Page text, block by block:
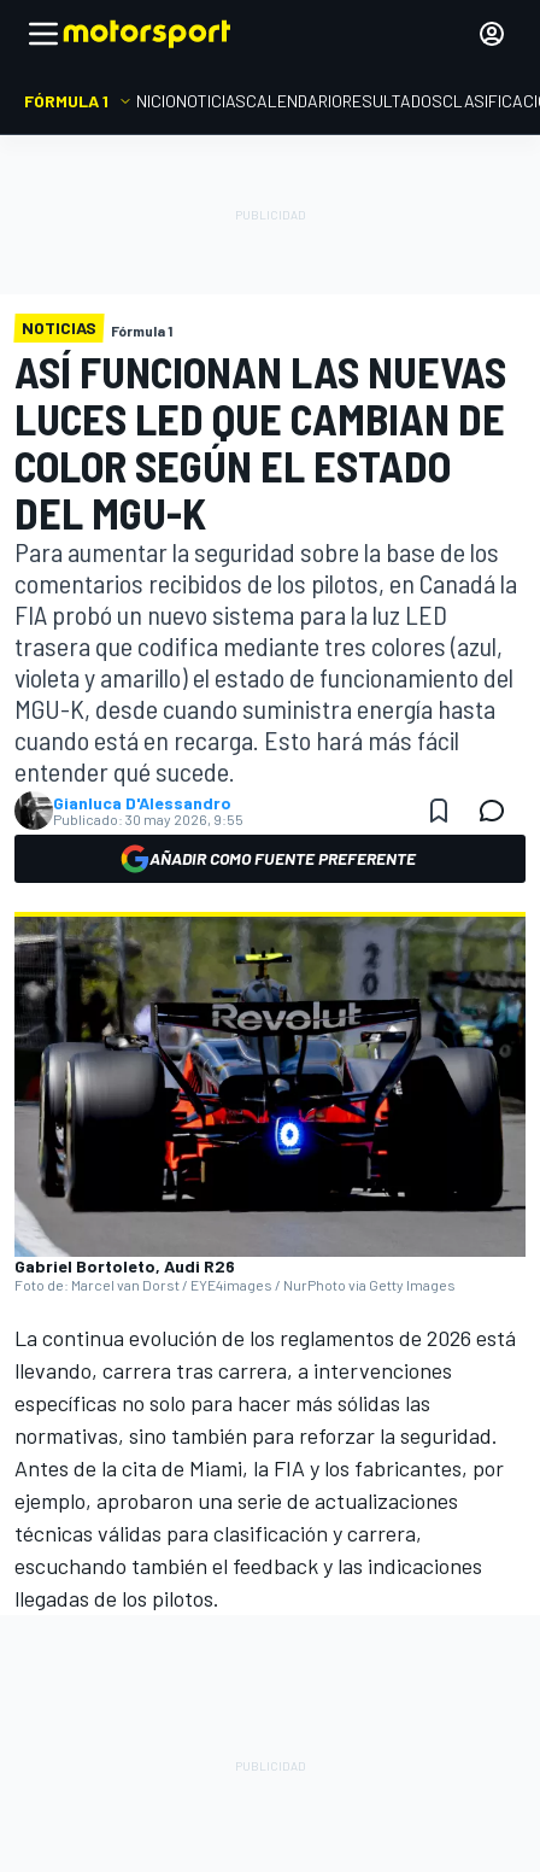
FÓRMULA 1 INICIONOTICIASCALENDARIORESULTADOS
NOTICIAS Fórmula 1
ASÍ FUNCIONAN LAS NUEVAS
LUCES LED QUE CAMBIAN DE
COLOR SEGÚN EL ESTADO
DEL MGU-K
Para aumentar la seguridad sobre la base de los
comentarios recibidos de los pilotos, en Canadá la
FIA probó un nuevo sistema para la luz LED
trasera que codifica mediante tres colores (azul,
violeta y amarillo) el estado de funcionamiento del
MGU-K, desde cuando suministra energía hasta
cuando está en recarga. Esto hará más fácil
entender qué sucede.
Gianluca D'Alessandro
Publicado: 30 may 2026, 9:55
AÑADIR COMO FUENTE PREFERENTE
Gabriel Bortoleto, Audi R26
Foto de: Marcel van Dorst / EYE4images / NurPhoto via Getty Images
La continua evolución de los reglamentos de 2026 está
llevando, carrera tras carrera, a intervenciones
específicas no solo para hacer más sólidas las
normativas, sino también para reforzar la seguridad.
Antes de la cita de Miami, la FIA y los fabricantes, por
ejemplo, aprobaron una serie de actualizaciones
técnicas válidas para clasificación y carrera,
escuchando también el feedback y las indicaciones
llegadas de los pilotos.